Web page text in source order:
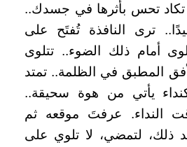
تكاد تحس بأثرها في جسدك..
ترى النافذة تُفتَح على
أمام ذلك الضوء.. تتلوى
المطبق في الظلمة.. تمتد
يأتي من هوة سحيقة..
النداء. عرفتَ موقعه ثم
ذلك، لتمضي، لا تلوي على